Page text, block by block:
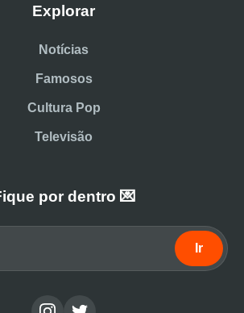
Explorar
Notícias
Famosos
Cultura Pop
Televisão
por dentro 💌
Ir